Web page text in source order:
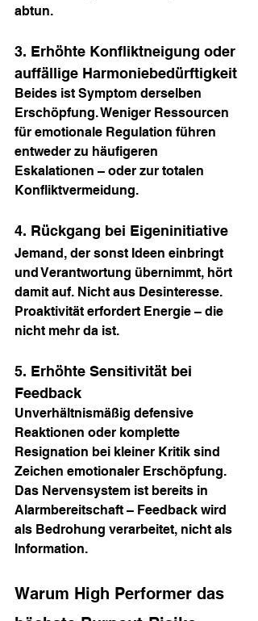
abtun.
3. Erhöhte Konfliktneigung oder
auffällige Harmoniebedürftigkeit
Beides ist Symptom derselben
Erschöpfung. Weniger Ressourcen
für emotionale Regulation führen
entweder zu häufigeren
Eskalationen – oder zur totalen
Konfliktvermeidung.
4. Rückgang bei Eigeninitiative
Jemand, der sonst Ideen einbringt
und Verantwortung übernimmt, hört
damit auf. Nicht aus Desinteresse.
Proaktivität erfordert Energie – die
nicht mehr da ist.
5. Erhöhte Sensitivität bei
Feedback
Unverhältnismäßig defensive
Reaktionen oder komplette
Resignation bei kleiner Kritik sind
Zeichen emotionaler Erschöpfung.
Das Nervensystem ist bereits in
Alarmbereitschaft – Feedback wird
als Bedrohung verarbeitet, nicht als
Information.
Warum High Performer das